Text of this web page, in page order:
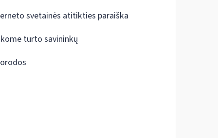
svetainės atitikties paraiška
turto savininkų